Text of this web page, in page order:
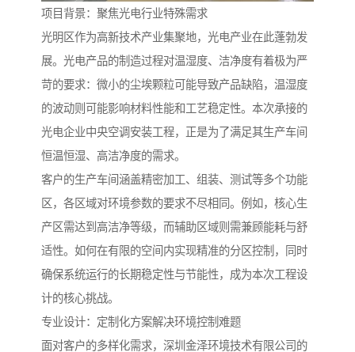
项目背景：聚焦光电行业特殊需求
光明区作为高新技术产业集聚地，光电产业在此蓬勃发
展。光电产品的制造过程对温湿度、洁净度有着极为严
苛的要求：微小的尘埃颗粒可能导致产品缺陷，温湿度
的波动则可能影响材料性能和工艺稳定性。本次承接的
光电企业中央空调安装工程，正是为了满足其生产车间
恒温恒湿、高洁净度的需求。
客户的生产车间涵盖精密加工、组装、测试等多个功能
区，各区域对环境参数的要求不尽相同。例如，核心生
产区需达到高洁净等级，而辅助区域则需兼顾能耗与舒
适性。如何在有限的空间内实现精准的分区控制，同时
确保系统运行的长期稳定性与节能性，成为本次工程设
计的核心挑战。
专业设计：定制化方案解决环境控制难题
面对客户的多样化需求，深圳金泽环境技术有限公司的